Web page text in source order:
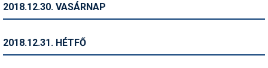
2018.12.30. VASÁRNAP
2018.12.31. HÉTFŐ